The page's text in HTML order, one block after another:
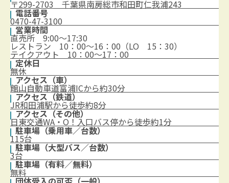
〒299-2703 千葉県南房総市和田町仁我浦243
電話番号
0470-47-3100
営業時間
直売所 9:00～17:30
レストラン 10：00～16：00（LO 15：30）
テイクアウト 10：00～17：00
定休日
無休
アクセス（車）
館山自動車道富浦ICから約30分
アクセス（鉄道）
JR和田浦駅から徒歩約8分
アクセス（その他）
日東交通WA・O！入口バス停から徒歩約1分
駐車場（乗用車／台数）
115台
駐車場（大型バス／台数）
3台
駐車場（有料／無料）
無料